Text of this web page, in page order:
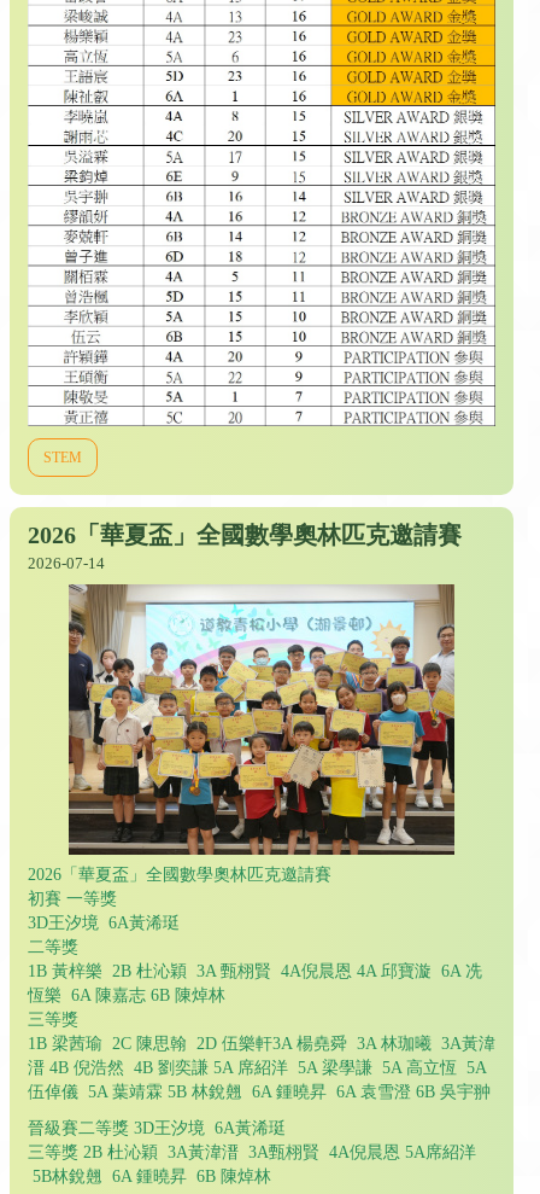
STEM
2026「華夏盃」全國數學奧林匹克邀請賽
2026-07-14
2026「華夏盃」全國數學奧林匹克邀請賽
初賽 一等獎
3D王汐境 6A黃浠珽
二等獎
1B 黃梓樂 2B 杜沁穎 3A 甄栩賢 4A倪晨恩 4A 邱寶漩 6A 冼
恆樂 6A 陳嘉志 6B 陳焯林
三等獎
1B 梁茜瑜 2C 陳思翰 2D 伍樂軒3A 楊堯舜 3A 林珈曦 3A黃湋
溍 4B 倪浩然 4B 劉奕謙 5A 席紹洋 5A 梁學謙 5A 高立恆 5A
伍倬儀 5A 葉靖霖 5B 林銳翹 6A 鍾曉昇 6A 袁雪澄 6B 吳宇翀
晉級賽二等獎 3D王汐境 6A黃浠珽
三等獎 2B 杜沁穎 3A黃湋溍 3A甄栩賢 4A倪晨恩 5A席紹洋
5B林銳翹 6A 鍾曉昇 6B 陳焯林